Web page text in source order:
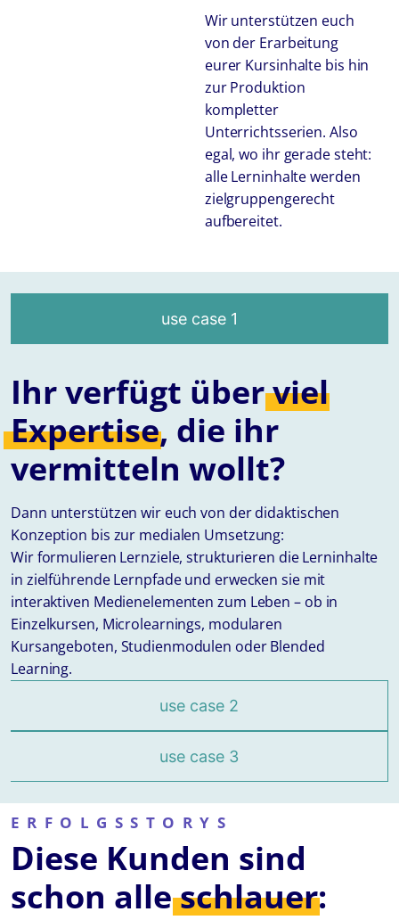
Wir unterstützen euch
von der Erarbeitung
eurer Kursinhalte bis hin
zur Produktion
kompletter
Unterrichtsserien. Also
egal, wo ihr gerade steht:
alle Lerninhalte werden
zielgruppengerecht
aufbereitet.
use case 1
use case 2
use case 3
Ihr verfügt überviel
Expertise, die ihr
vermitteln wollt?
Dann unterstützen wir euch von der didaktischen
Konzeption bis zur medialen Umsetzung:
Wir formulieren Lernziele, strukturieren die Lerninhalte
in zielführende Lernpfade und erwecken sie mit
interaktiven Medienelementen zum Leben – ob in
Einzelkursen, Microlearnings, modularen
Kursangeboten, Studienmodulen oder Blended
Learning.
ERFOLGSSTORYS
Diese Kunden sind
schon alleschlauer: